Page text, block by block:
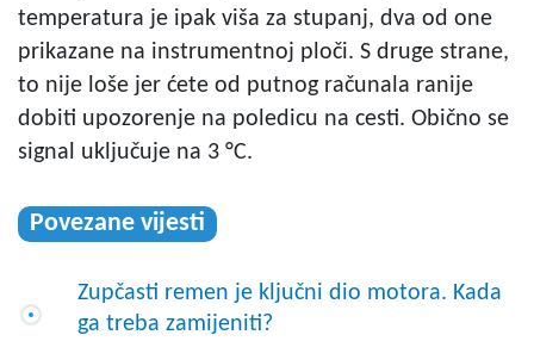
temperatura je ipak viša za stupanj, dva od one
prikazane na instrumentnoj ploči. S druge strane,
to nije loše jer ćete od putnog računala ranije
dobiti upozorenje na poledicu na cesti. Obično se
signal uključuje na 3 °C.
Povezane vijesti
Zupčasti remen je ključni dio motora. Kada
ga treba zamijeniti?